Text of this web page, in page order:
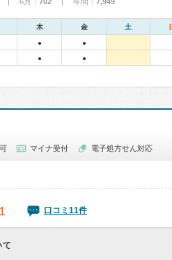
木 金 土
● ●
● ●
マイナ受付 電子処方せん対応
口コミ11件
て